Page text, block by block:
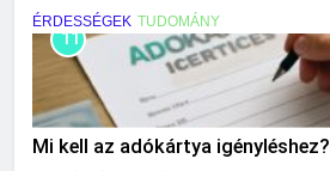
ÉRDESSÉGEK TUDOMÁNY
11
Mi kell az adókártya igényléshez?